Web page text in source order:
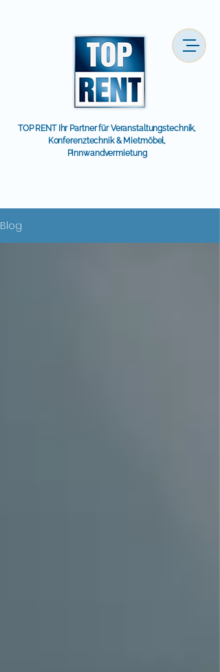
TOP RENT Ihr Partner für Veranstaltungstechnik,
Konferenztechnik & Mietmöbel,
Pinnwandvermietung
Blog